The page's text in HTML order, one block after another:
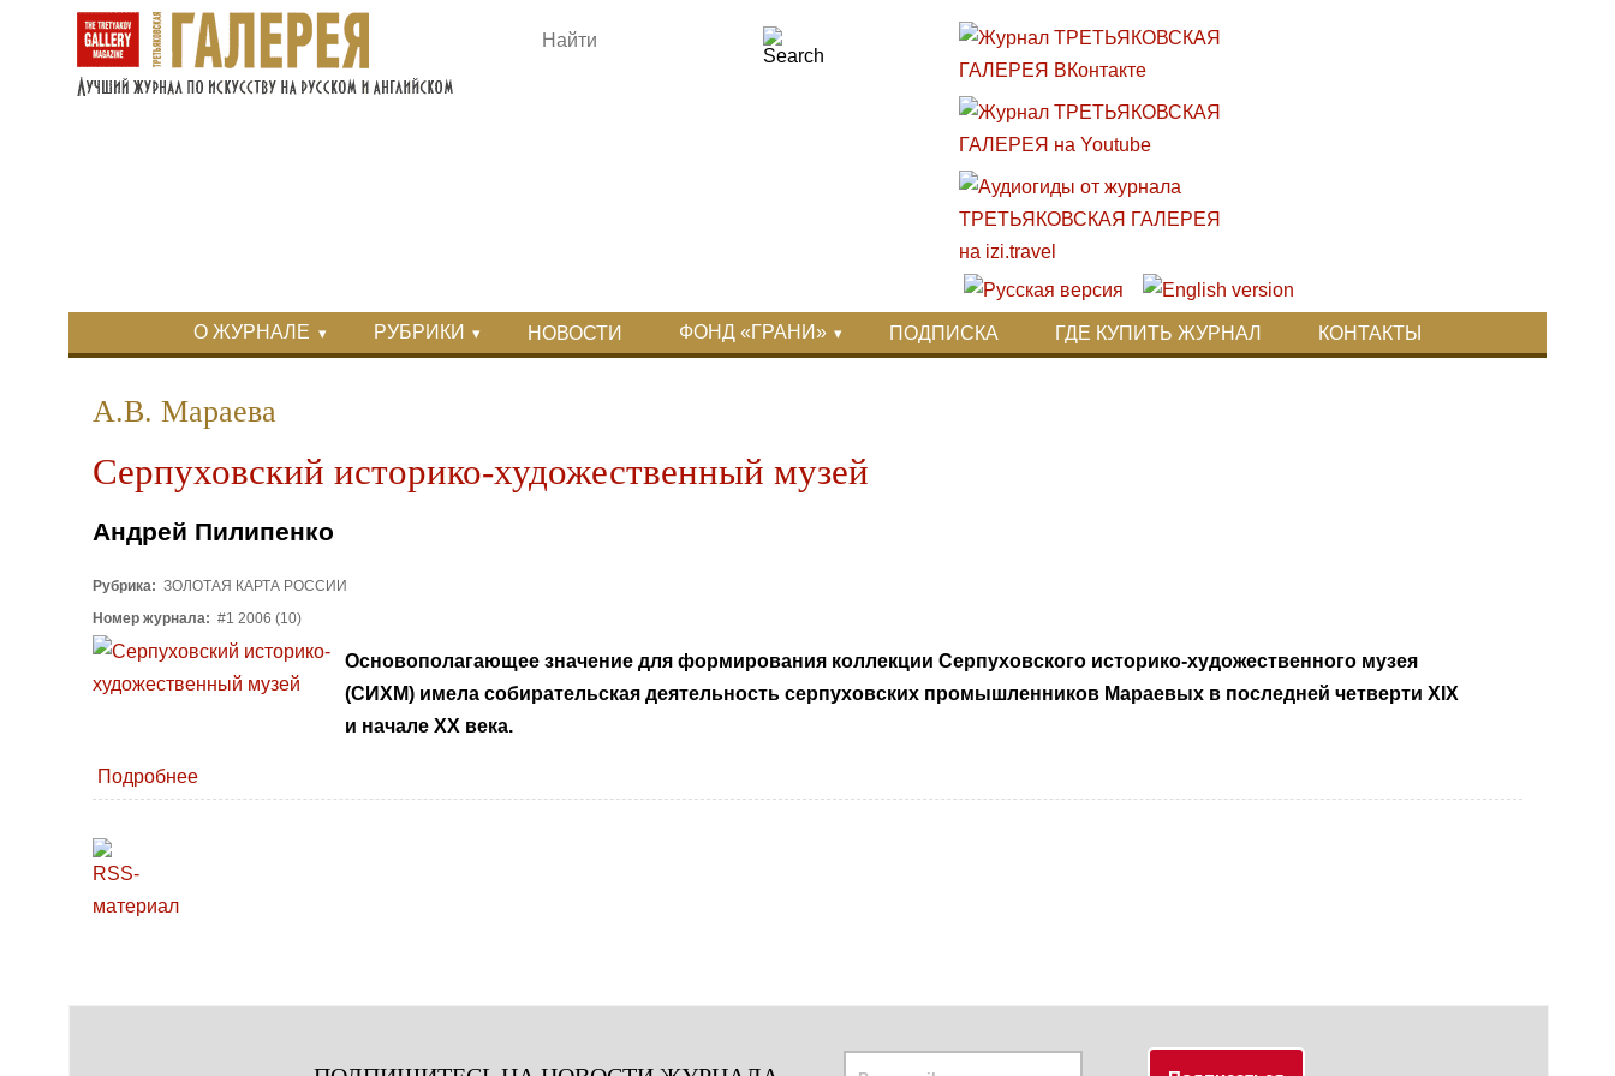
Перейти к основному содержанию
Skip to search
О ЖУРНАЛЕ РУБРИКИ НОВОСТИ ФОНД «ГРАНИ» ПОДПИСКА ГДЕ КУПИТЬ ЖУРНАЛ КОНТАКТЫ
А.В. Мараева
Серпуховский историко-художественный музей
Андрей Пилипенко
Рубрика: ЗОЛОТАЯ КАРТА РОССИИ
Номер журнала: #1 2006 (10)
Основополагающее значение для формирования коллекции Серпуховского историко-художественного музея
(СИХМ) имела собирательская деятельность серпуховских промышленников Мараевых в последней четверти XIX
и начале XX века.
Подробнее